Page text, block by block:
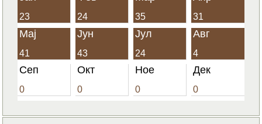
23 24 35 31
Мај
41
Јун
43
Јул
24
Авг
4
Сеп
0
Окт
0
Ное
0
Дек
0